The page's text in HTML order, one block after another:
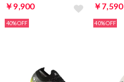
￥9,900
40%
￥7,590
40%